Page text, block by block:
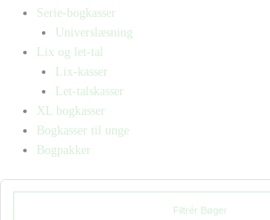
Serie-bogkasser
Universlæsning
Lix og let-tal
Lix-kasser
Let-talskasser
XL bogkasser
Bogkasser til unge
Bogpakker
Filtrér Bøger